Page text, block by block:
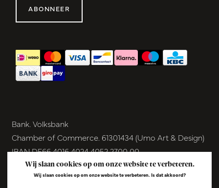
ABONNEER
Bank. Volksbank
Chamber of Commerce. 61301434 (Umo Art & Design)
IBAN DE66 4016 4024 4052 2700 00
BIC GENODEM1GRN
VAT NL854291040B01
Wij slaan cookies op om onze website te verbeteren.
Wij slaan cookies op om onze website te verbeteren. Is dat akkoord?